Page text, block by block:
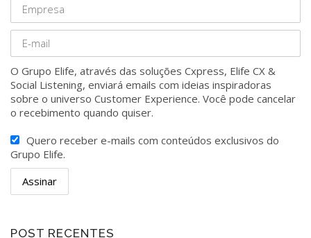
O Grupo Elife, através das soluções Cxpress, Elife CX &
Social Listening, enviará emails com ideias inspiradoras
sobre o universo Customer Experience. Você pode cancelar
o recebimento quando quiser.
Quero receber e-mails com conteúdos exclusivos do
Grupo Elife.
POST RECENTES